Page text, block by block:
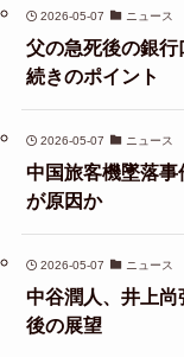
2026-05-07 ニュース
父の急死後の銀
続きのポイント
2026-05-07 ニュース
中国旅客機墜落
が原因か
2026-05-07 ニュース
中谷潤人、井上
後の展望